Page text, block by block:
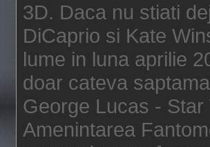
3D. Daca nu stiati
DiCaprio si Kate
lume in luna aprilie
doar cateva
George Lucas -
Amenintarea